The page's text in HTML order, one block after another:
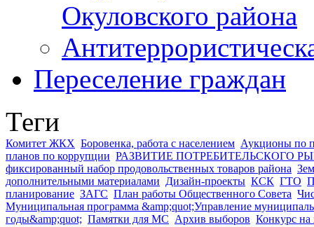
Окуловского района
Переселение граждан
Теги
Комитет ЖКХ Боровенка, работа с населением Аукционы по
планов по коррупции РАЗВИТИЕ ПОТРЕБИТЕЛЬСКОГО
фиксированный набор продовольственных товаров района
дополнительными материалами Дизайн-проекты КСК ГТО
планирование ЗАГС План работы Общественного Совета
Муниципальная программа &amp;quot;Управление
годы&amp;quot; Памятки для МС Архив выборов Конкурс на